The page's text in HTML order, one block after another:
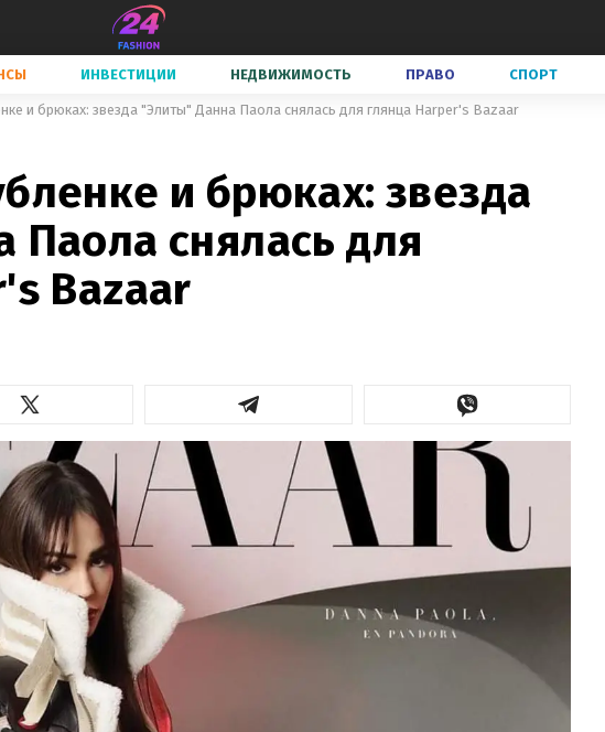
ИНВЕСТИЦИИ НЕДВИЖИМОСТЬ ПРАВО СПОРТ
и брюках: звезда "Элиты" Данна Паола снялась для глянца Harper's Bazaar
и брюках: звезда
Паола снялась для
Bazaar